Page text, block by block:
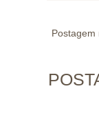
Postagem